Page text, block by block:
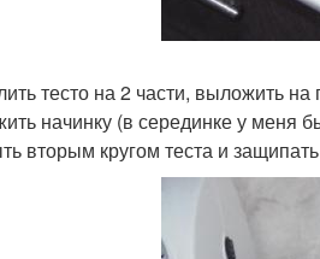
тесто на 2 части, выложить на
начинку (в серединке у меня
вторым кругом теста и